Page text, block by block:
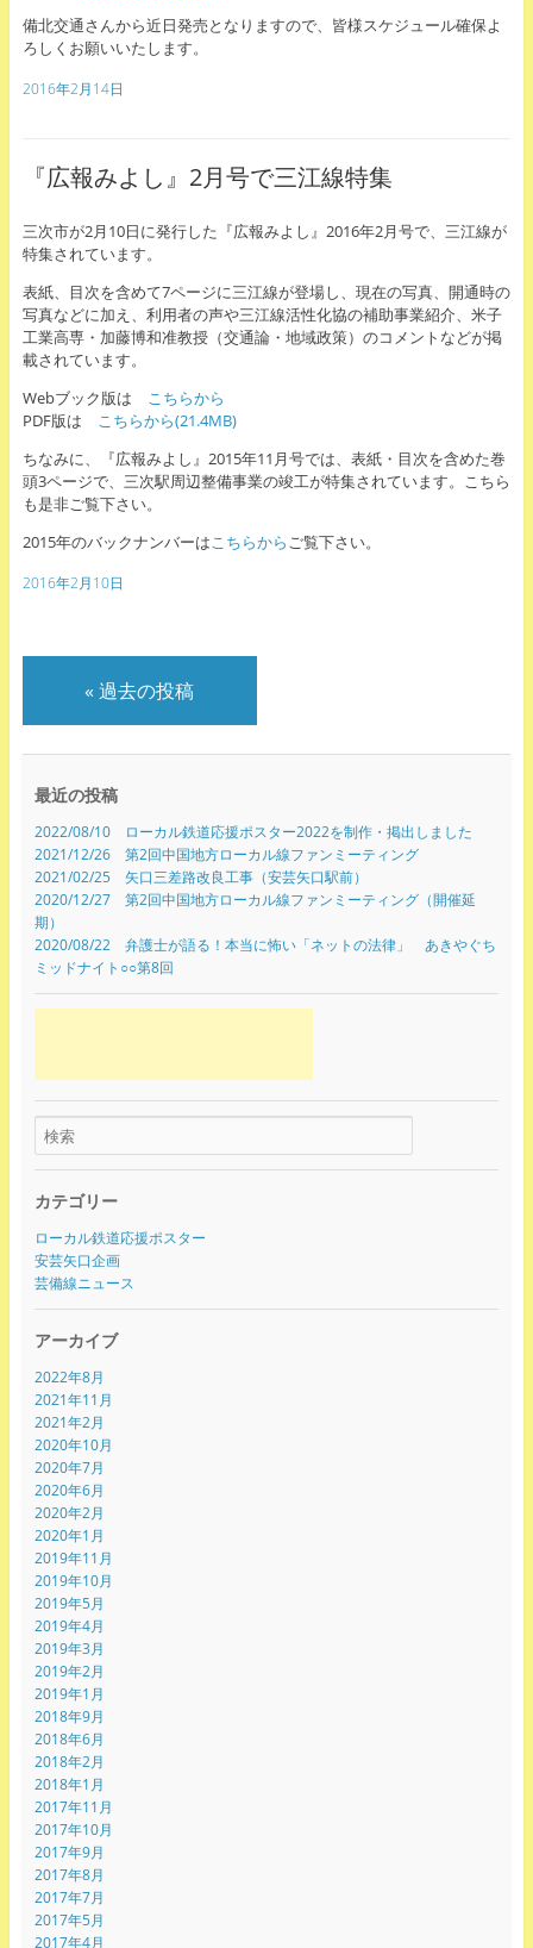
備北交通さんから近日発売となりますので、皆様スケジュール確保よ
ろしくお願いいたします。
2016年2月14日
『広報みよし』2月号で三江線特集
三次市が2月10日に発行した『広報みよし』2016年2月号で、三江線が
特集されています。
表紙、目次を含めて7ページに三江線が登場し、現在の写真、開通時の
写真などに加え、利用者の声や三江線活性化協の補助事業紹介、米子
工業高専・加藤博和准教授（交通論・地域政策）のコメントなどが掲
載されています。
Webブック版は こちらから
PDF版は こちらから(21.4MB)
ちなみに、『広報みよし』2015年11月号では、表紙・目次を含めた巻
頭3ページで、三次駅周辺整備事業の竣工が特集されています。こちら
も是非ご覧下さい。
2015年のバックナンバーはこちらからご覧下さい。
2016年2月10日
« 過去の投稿
最近の投稿
2022/08/10 ローカル鉄道応援ポスター2022を制作・掲出しました
2021/12/26 第2回中国地方ローカル線ファンミーティング
2021/02/25 矢口三差路改良工事（安芸矢口駅前）
2020/12/27 第2回中国地方ローカル線ファンミーティング（開催延
期）
2020/08/22 弁護士が語る！本当に怖い「ネットの法律」 あきやぐち
ミッドナイト○○第8回
カテゴリー
ローカル鉄道応援ポスター
安芸矢口企画
芸備線ニュース
アーカイブ
2022年8月
2021年11月
2021年2月
2020年10月
2020年7月
2020年6月
2020年2月
2020年1月
2019年11月
2019年10月
2019年5月
2019年4月
2019年3月
2019年2月
2019年1月
2018年9月
2018年6月
2018年2月
2018年1月
2017年11月
2017年10月
2017年9月
2017年8月
2017年7月
2017年5月
2017年4月